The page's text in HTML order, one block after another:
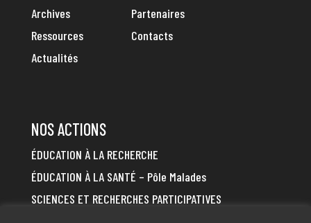
Archives
Ressources
Actualités
Partenaires
Contacts
NOS ACTIONS
ÉDUCATION À LA RECHERCHE
ÉDUCATION À LA SANTÉ – Pôle Malades
SCIENCES ET RECHERCHES PARTICIPATIVES